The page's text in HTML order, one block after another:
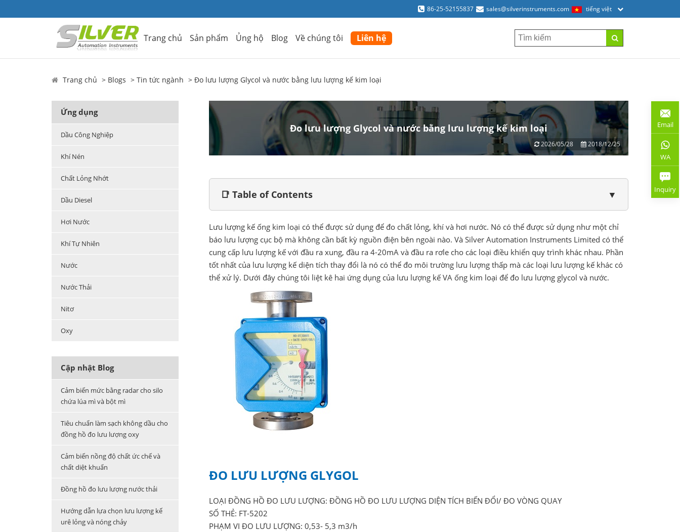
86-25-52155837 sales@silverinstruments.com tiếng việt
Trang chủ Sản phẩm Ủng hộ Blog Về chúng tôi Liên hệ
Trang chủ Blogs Tin tức ngành Đo lưu lượng Glycol và nước bằng lưu lượng kế kim loại
Ứng dụng
Dầu Công Nghiệp
Khí Nén
Chất Lỏng Nhớt
Dầu Diesel
Hơi Nước
Khí Tự Nhiên
Nước
Nước Thải
Nitơ
Oxy
Cập nhật Blog
Cảm biến mức bằng radar cho silo
chứa lúa mì và bột mì
Tiêu chuẩn làm sạch không dầu cho
đồng hồ đo lưu lượng oxy
Cảm biến nồng độ chất ức chế và
chất diệt khuẩn
Đồng hồ đo lưu lượng nước thải
Hướng dẫn lựa chọn lưu lượng kế
urê lỏng và nóng chảy
Đo lưu lượng Glycol và nước bằng lưu lượng kế kim loại
2026/05/28 2018/12/25
📑 Table of Contents ▼
Lưu lượng kế ống kim loại có thể được sử dụng để đo chất lỏng, khí và hơi nước. Nó có thể được sử dụng như một chỉ
báo lưu lượng cục bộ mà không cần bất kỳ nguồn điện bên ngoài nào. Và Silver Automation Instruments Limited có thể
cung cấp lưu lượng kế với đầu ra xung, đầu ra 4-20mA và đầu ra rơle cho các loại điều khiển quy trình khác nhau. Phần
tốt nhất của lưu lượng kế diện tích thay đổi là nó có thể đo môi trường lưu lượng thấp mà các loại lưu lượng kế khác có
thể xử lý. Dưới đây chúng tôi liệt kê hai ứng dụng của lưu lượng kế VA ống kim loại để đo lưu lượng glycol và nước.
ĐO LƯU LƯỢNG GLYGOL
LOẠI ĐỒNG HỒ ĐO LƯU LƯỢNG: ĐỒNG HỒ ĐO LƯU LƯỢNG DIỆN TÍCH BIẾN ĐỔI/ ĐO VÒNG QUAY
SỐ THẺ: FT-5202
PHẠM VI ĐO LƯU LƯỢNG: 0,53- 5,3 m3/h
Email
WA
Inquiry